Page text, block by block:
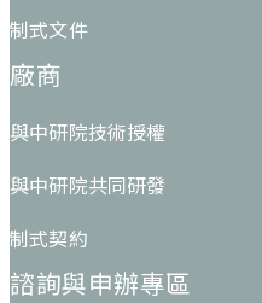
制式文件
廠商
與中研院技術授權
與中研院共同研發
制式契約
諮詢與申辦專區